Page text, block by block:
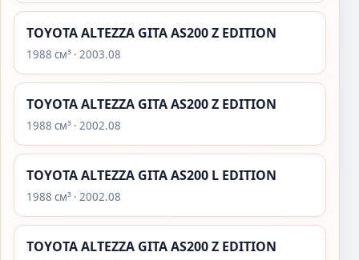
TOYOTA ALTEZZA GITA AS200 Z EDITION
1988 см³ · 2003.08
TOYOTA ALTEZZA GITA AS200 Z EDITION
1988 см³ · 2002.08
TOYOTA ALTEZZA GITA AS200 L EDITION
1988 см³ · 2002.08
TOYOTA ALTEZZA GITA AS200 Z EDITION